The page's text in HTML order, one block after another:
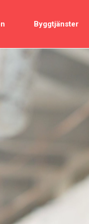
Byggtjänster